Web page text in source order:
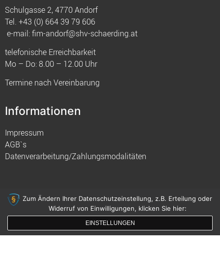
Schulgasse 2, 4770 Andorf
Tel. +43 (0) 664 39 79 606
e-mail:fim-andorf@shv-schaerding.at
telefonische Erreichbarkeit
Mo – Do: 8.00 – 12.00 Uhr
Termine nach Vereinbarung
Informationen
Impressum
AGB`s
Datenverarbeitung/Zahlungsmodalitäten
© 2021 FIM
gemacht mit von innDesign
Zum Ändern Ihrer Datenschutzeinstellung, z.B. Erteilung oder
Widerruf von Einwilligungen, klicken Sie hier:
EINSTELLUNGEN